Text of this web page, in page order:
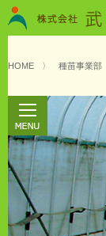
HOME 〉 種苗事業部